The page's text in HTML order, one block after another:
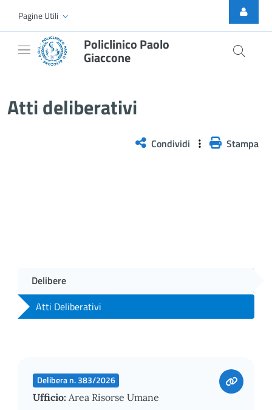
Skip to Main Content
Pagine Utili
Policlinico Paolo
Giaccone
Atti deliberativi
Condividi Stampa
Delibere
Atti Deliberativi
Delibera n. 383/2026
Ufficio: Area Risorse Umane